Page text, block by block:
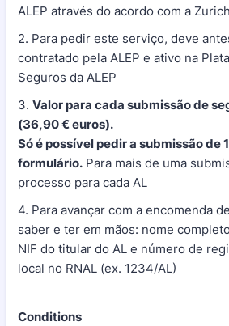
ALEP através do acordo com a
2. Para pedir este serviço, deve
contratado pela ALEP e ativo na
Seguros da ALEP
3. Valor para cada submissão de
(36,90 € euros).
Só é possível pedir a submissão de
formulário. Para mais de uma
processo para cada AL
4. Para avançar com a encomenda
saber e ter em mãos: nome
NIF do titular do AL e número de
local no RNAL (ex. 1234/AL)
Conditions